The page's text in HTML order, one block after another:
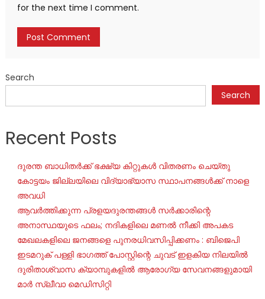
for the next time I comment.
Search
Search
Recent Posts
ദുരന്ത ബാധിതർക്ക് ഭക്ഷ്യ കിറ്റുകൾ വിതരണം ചെയ്തു
കോട്ടയം ജില്ലയിലെ വിദ്യാഭ്യാസ സ്ഥാപനങ്ങൾക്ക് നാളെ
അവധി
ആവർത്തിക്കുന്ന പ്രളയദുരന്തങ്ങൾ സർക്കാരിന്റെ
അനാസ്ഥയുടെ ഫലം; നദികളിലെ മണൽ നീക്കി അപകട
മേഖലകളിലെ ജനങ്ങളെ പുനരധിവസിപ്പിക്കണം : ബിജെപി
ഇടമറുക് പള്ളി ഭാഗത്ത്‌ പോസ്റ്റിന്റെ ചുവട് ഇളകിയ നിലയിൽ
ദുരിതാശ്വാസ ക്യാമ്പുകളിൽ ആരോഗ്യ സേവനങ്ങളുമായി
മാർ സ്ലീവാ മെഡിസിറ്റി